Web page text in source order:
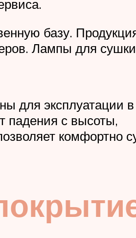
базу.
Лампы для
для эксплуатации
падения с высоты,
комфортно